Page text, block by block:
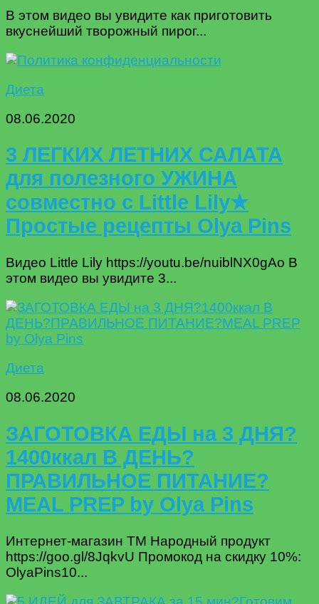
В этом видео вы увидите как приготовить
вкуснейший творожный пирог...
Диета
08.06.2020
3 ЛЕГКИХ ЛЕТНИХ САЛАТА
для полезного УЖИНА
совместно с Little Lily★
Простые рецепты Olya Pins
Видео Little Lily https://youtu.be/nuiblNX0gAo В
этом видео вы увидите 3...
Диета
08.06.2020
ЗАГОТОВКА ЕДЫ на 3 ДНЯ?
1400ккал В ДЕНЬ?
ПРАВИЛЬНОЕ ПИТАНИЕ?
MEAL PREP by Olya Pins
Интернет-магазин ТМ Народный продукт
https://goo.gl/8JqkvU Промокод на скидку 10%:
OlyaPins10...